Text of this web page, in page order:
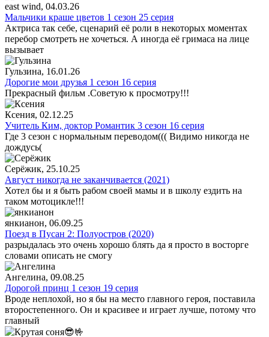
east wind, 04.03.26
Мальчики краше цветов 1 сезон 25 серия
Актриса так себе, сценарий её роли в некоторых моментах
перебор смотреть не хочеться. А иногда её гримаса на лице
вызывает
Гульзина, 16.01.26
Дорогие мои друзья 1 сезон 16 серия
Прекрасный фильм .Советую к просмотру!!!
Ксения, 02.12.25
Учитель Ким, доктор Романтик 3 сезон 16 серия
Где 3 сезон с нормальным переводом((( Видимо никогда не
дождусь(
Серёжик, 25.10.25
Август никогда не заканчивается (2021)
Хотел бы и я быть рабом своей мамы и в школу ездить на
таком мотоцикле!!!
янкианон, 06.09.25
Поезд в Пусан 2: Полуостров (2020)
разрыдалась это очень хорошо блять да я просто в восторге
словами описать не смогу
Ангелина, 09.08.25
Дорогой принц 1 сезон 19 серия
Вроде неплохой, но я бы на место главного героя, поставила
второстепенного. Он и красивее и играет лучше, потому что
главный